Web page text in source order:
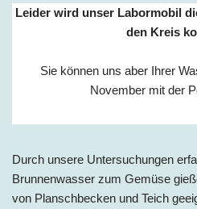
Leider wird unser Labormobil
den Kreis
Sie können uns aber Ihrer
November mit der
Durch unsere Untersuchungen
Brunnenwasser zum Gemüse
von Planschbecken und Teich